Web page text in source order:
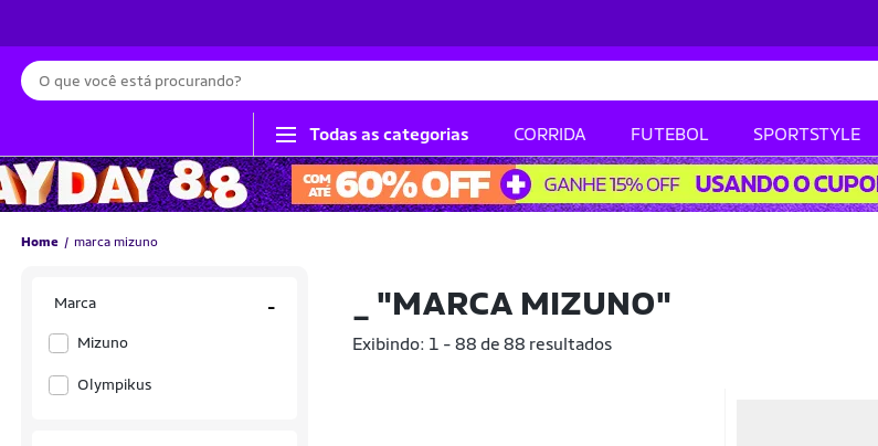
Busca
Todas as categorias CORRIDA FUTEBOL SPORTSTYLE
Home marca mizuno
Marca -
Mizuno
Olympikus
"MARCA MIZUNO"
Exibindo: 1 - 88 de 88 resultados